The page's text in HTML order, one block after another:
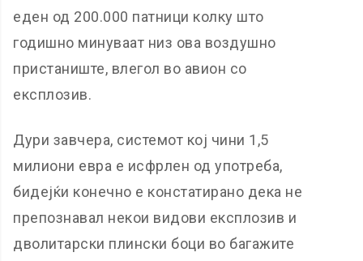
еден од 200.000 патници колку што
годишно минуваат низ ова воздушно
пристаниште, влегол во авион со
експлозив.
Дури завчера, системот кој чини 1,5
милиони евра е исфрлен од употреба,
бидејќи конечно е констатирано дека не
препознавал некои видови експлозив и
дволитарски плински боци во багажите